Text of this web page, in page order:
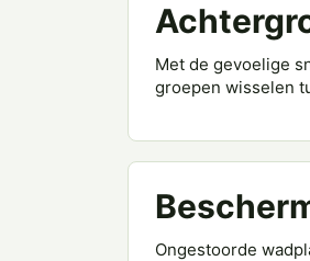
Met de gevoelige
groepen wisselen
Ongestoorde